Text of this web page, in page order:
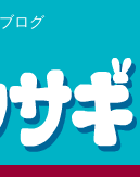
ログ